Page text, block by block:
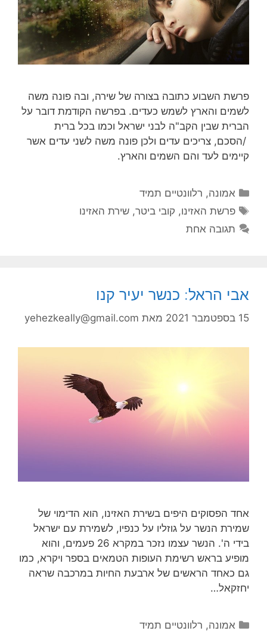
פרשת השבוע כתובה בצורה של שירה, ובה פונה משה
לשמים והארץ לשמש כעדים. בפרשה הקודמת דובר על
הברית שבין הקב"ה לבני ישראל וכמו בכל ברית
/הסכם, צריכים עדים ולכן פונה משה לשני עדים אשר
קיימים לעד והם השמים והארץ.
קטגוריות
אמונה, רלוונטיים תמיד
תגיות
פרשת האזינו, קובי ביטר,שירת האזינו
תגובה אחת
אבי הראל: כנשר יעיר קנו
15 בספטמבר 2021 מאת yehezkeally@gmail.com
אחד הפסוקים היפים בשירת האזינו, הוא הדימוי של
שמירת הנשר על גוזליו על כנפיו, לשמירת עם ישראל
בידי ה'. הנשר עצמו נזכר במקרא 26 פעמים, והוא
מופיע בראש רשימת העופות הטמאים בספר ויקרא, כמו
גם כאחד הראשים של ארבעת החיות במרכבה שראה
יחזקאל…
קטגוריות
אמונה, רלוונטיים תמיד